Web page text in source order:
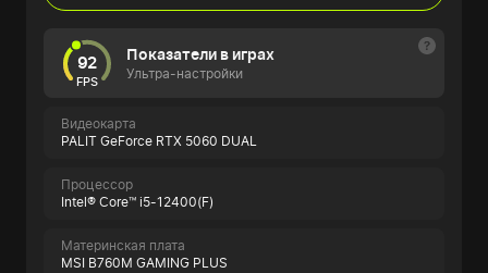
92
FPS
Показатели в играх
Ультра-настройки
Видеокарта
PALIT GeForce RTX 5060 DUAL
Процессор
Intel® Core™ i5-12400(F)
Материнская плата
MSI B760M GAMING PLUS